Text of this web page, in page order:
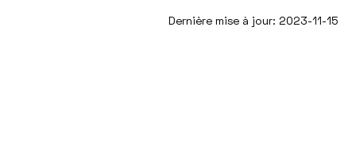
Dernière mise à jour: 2023-11-15